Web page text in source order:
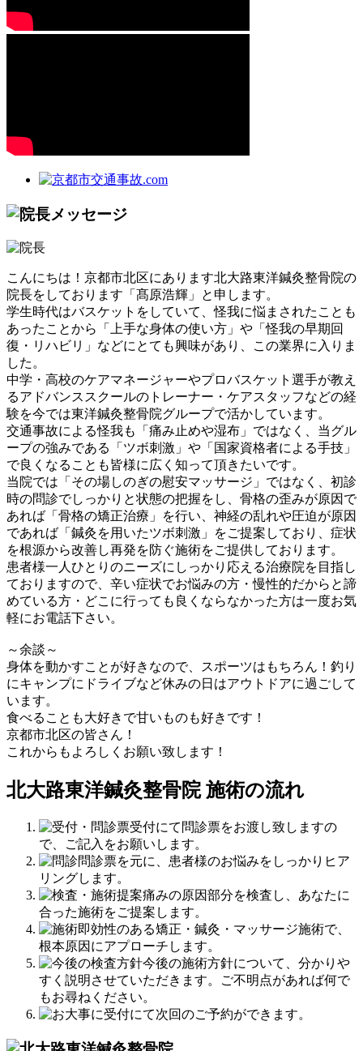
こんにちは！京都市北区にあります北大路東洋鍼灸整骨院の
院長をしております「髙原浩輝」と申します。
学生時代はバスケットをしていて、怪我に悩まされたことも
あったことから「上手な身体の使い方」や「怪我の早期回
復・リハビリ」などにとても興味があり、この業界に入りま
した。
中学・高校のケアマネージャーやプロバスケット選手が教え
るアドバンススクールのトレーナー・ケアスタッフなどの経
験を今では東洋鍼灸整骨院グループで活かしています。
交通事故による怪我も「痛み止めや湿布」ではなく、当グル
ープの強みである「ツボ刺激」や「国家資格者による手技」
で良くなることも皆様に広く知って頂きたいです。
当院では「その場しのぎの慰安マッサージ」ではなく、初診
時の問診でしっかりと状態の把握をし、骨格の歪みが原因で
あれば「骨格の矯正治療」を行い、神経の乱れや圧迫が原因
であれば「鍼灸を用いたツボ刺激」をご提案しており、症状
を根源から改善し再発を防ぐ施術をご提供しております。
患者様一人ひとりのニーズにしっかり応える治療院を目指し
ておりますので、辛い症状でお悩みの方・慢性的だからと諦
めている方・どこに行っても良くならなかった方は一度お気
軽にお電話下さい。
～余談～
身体を動かすことが好きなので、スポーツはもちろん！釣り
にキャンプにドライブなど休みの日はアウトドアに過ごして
います。
食べることも大好きで甘いものも好きです！
京都市北区の皆さん！
これからもよろしくお願い致します！
北大路東洋鍼灸整骨院 施術の流れ
受付にて問診票をお渡し致しますの
で、ご記入をお願いします。
問診票を元に、患者様のお悩みをしっかりヒア
リングします。
痛みの原因部分を検査し、あなたに
合った施術をご提案します。
即効性のある矯正・鍼灸・マッサージ施術で、
根本原因にアプローチします。
今後の施術方針について、分かりや
すく説明させていただきます。ご不明点があれば何で
もお尋ねください。
受付にて次回のご予約ができます。